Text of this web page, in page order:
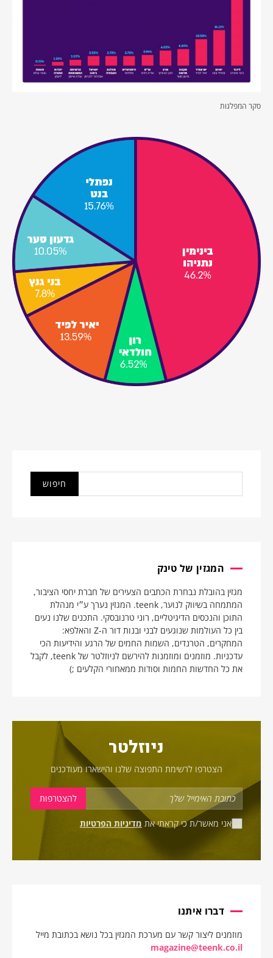
סקר המפלגות
המגזין של טינק
מגזין בהובלת נבחרת הכתבים הצעירים של חברת יחסי הציבור,
המתמחה בשיווק לנוער, teenk. המגזין נערך ע״י מנהלת
התוכן והנכסים הדיגיטליים, רוני טרנובסקי. התכנים שלנו נעים
בין כל העולמות שנוגעים לבני ובנות דור ה-Z והאלפא:
המחקרים, הטרנדים, השמות החמים של הרגע והידיעות הכי
עדכניות. מוזמנים ומוזמנות להירשם לניוזלטר של teenk, לקבל
את כל החדשות החמות וסודות ממאחורי הקלעים ;)
ניוזלטר
הצטרפו לרשימת התפוצה שלנו והישארו מעודכנים
אני מאשר/ת כי קראתי את מדיניות הפרטיות
דברו איתנו
מוזמנים ליצור קשר עם מערכת המגזין בכל נושא בכתובת מייל
magazine@teenk.co.il